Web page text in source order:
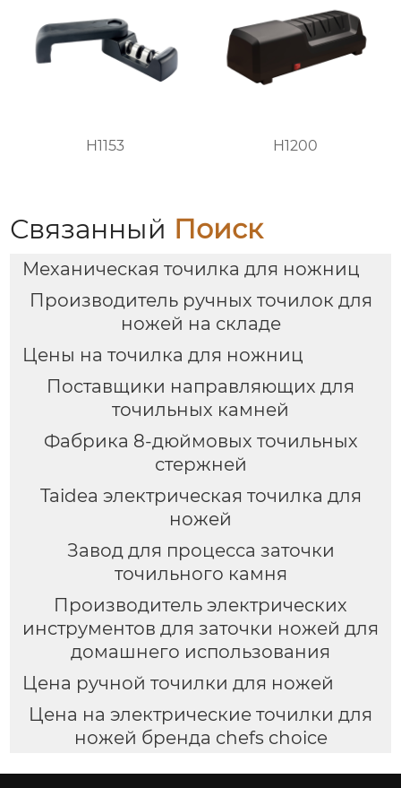
H1153 H1200
Связанный Поиск
Механическая точилка для ножниц
Производитель ручных точилок для
ножей на складе
Цены на точилка для ножниц
Поставщики направляющих для
точильных камней
Фабрика 8-дюймовых точильных
стержней
Taidea электрическая точилка для
ножей
Завод для процесса заточки
точильного камня
Производитель электрических
инструментов для заточки ножей для
домашнего использования
Цена ручной точилки для ножей
Цена на электрические точилки для
ножей бренда chefs choice